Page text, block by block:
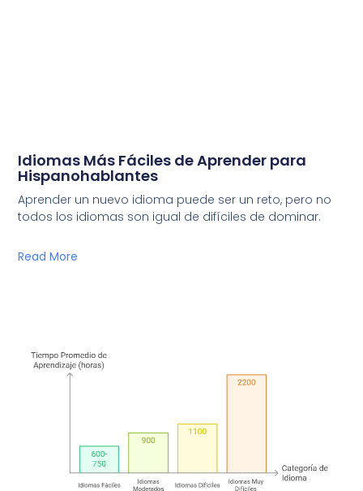
Idiomas Más Fáciles de Aprender para
Hispanohablantes
Aprender un nuevo idioma puede ser un reto, pero no
todos los idiomas son igual de difíciles de dominar.
Read More